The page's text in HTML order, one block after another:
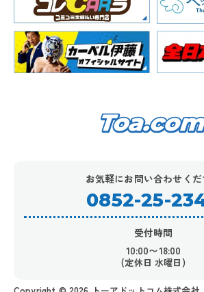
お気軽にお問い合わせくだ
0852-25-
受付時間
10:00〜18:00
(定休日 水曜日)